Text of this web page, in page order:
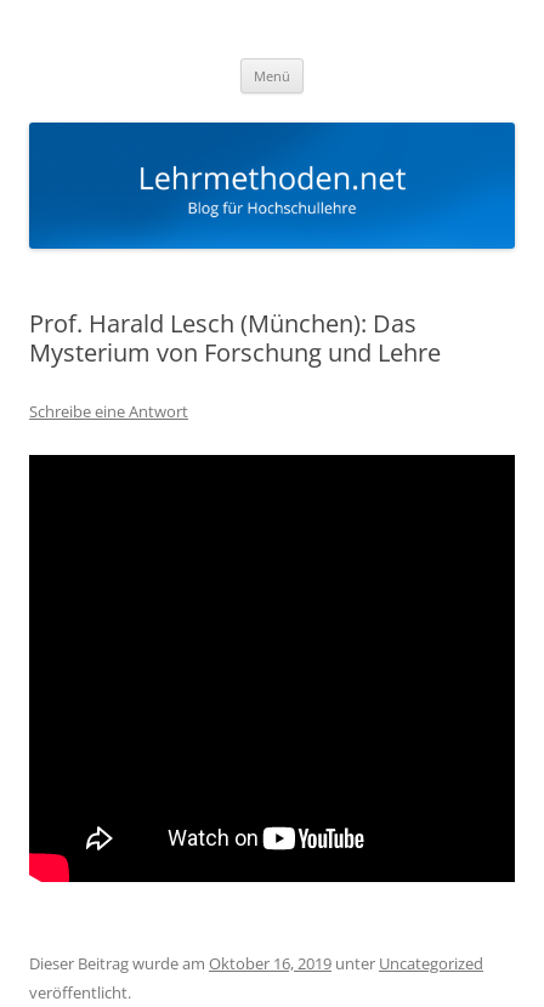
Menü
Prof. Harald Lesch (München): Das
Mysterium von Forschung und Lehre
Schreibe eine Antwort
Dieser Beitrag wurde am Oktober 16, 2019 unter Uncategorized
veröffentlicht.